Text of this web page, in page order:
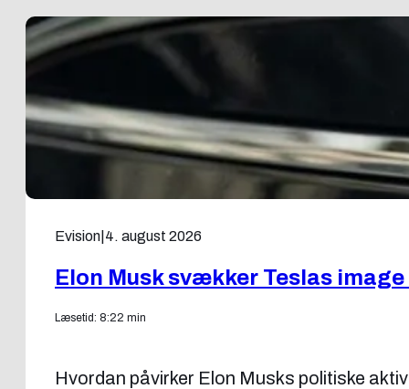
Evision 4. august 2026
Elon Musk svækker Teslas image
Læsetid: 8:22 min
Hvordan påvirker Elon Musks politiske